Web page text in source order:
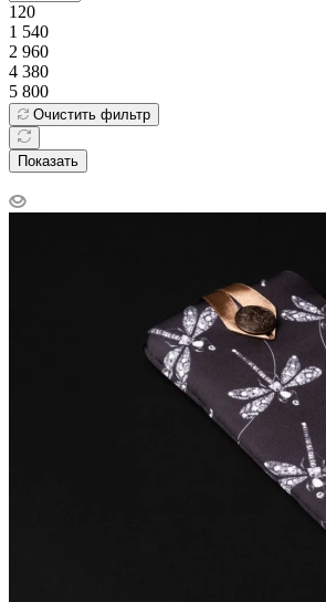
120
1 540
2 960
4 380
5 800
Очистить фильтр
Показать